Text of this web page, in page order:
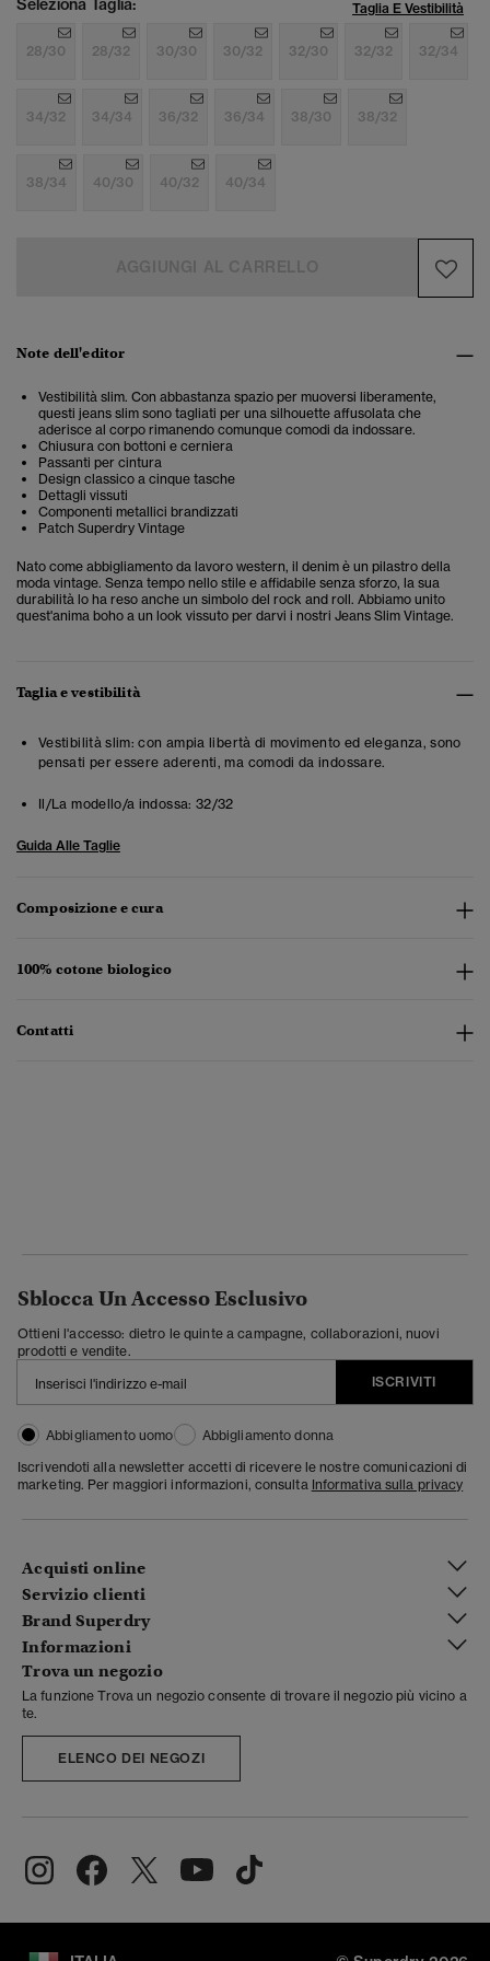
Seleziona Taglia: Taglia E Vestibilità
28/30 28/32 30/30 30/32 32/30 32/32 32/34
34/32 34/34 36/32 36/34 38/30 38/32
38/34 40/30 40/32 40/34
Note dell'editor
Vestibilità slim. Con abbastanza spazio per muoversi liberamente,
questi jeans slim sono tagliati per una silhouette affusolata che
aderisce al corpo rimanendo comunque comodi da indossare.
Chiusura con bottoni e cerniera
Passanti per cintura
Design classico a cinque tasche
Dettagli vissuti
Componenti metallici brandizzati
Patch Superdry Vintage
Nato come abbigliamento da lavoro western, il denim è un pilastro della
moda vintage. Senza tempo nello stile e affidabile senza sforzo, la sua
durabilità lo ha reso anche un simbolo del rock and roll. Abbiamo unito
quest'anima boho a un look vissuto per darvi i nostri Jeans Slim Vintage.
Taglia e vestibilità
Vestibilità slim: con ampia libertà di movimento ed eleganza, sono
pensati per essere aderenti, ma comodi da indossare.
Il/La modello/a indossa: 32/32
Guida Alle Taglie
Composizione e cura
100% cotone biologico
Contatti
Sblocca Un Accesso Esclusivo
Ottieni l'accesso: dietro le quinte a campagne, collaborazioni, nuovi
prodotti e vendite.
ISCRIVITI
Abbigliamento uomo
Abbigliamento donna
Iscrivendoti alla newsletter accetti di ricevere le nostre comunicazioni di
marketing. Per maggiori informazioni, consulta Informativa sulla privacy
Acquisti online
Servizio clienti
Brand Superdry
Informazioni
Trova un negozio
La funzione Trova un negozio consente di trovare il negozio più vicino a
te.
ELENCO DEI NEGOZI